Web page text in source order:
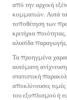
από την αρχική
κομματιών. Αυτά
τοποθέτηση των
κριτήρια
αλυσίδα παραγωγής.
Τα προηγμένα
αυτόματη
στατιστική
αποκλίνουσες
του εξοπλισμού ή